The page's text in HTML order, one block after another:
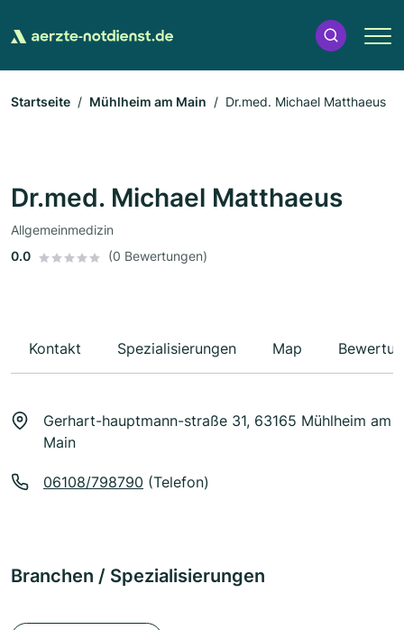
Startseite Mühlheim am Main Dr.med. Michael Matthaeus
Dr.med. Michael Matthaeus
Allgemeinmedizin
0.0
(0 Bewertungen)
Kontakt Spezialisierungen Map
Gerhart-hauptmann-straße 31, 63165 Mühlheim am
Main
06108/798790 (Telefon)
Branchen / Spezialisierungen